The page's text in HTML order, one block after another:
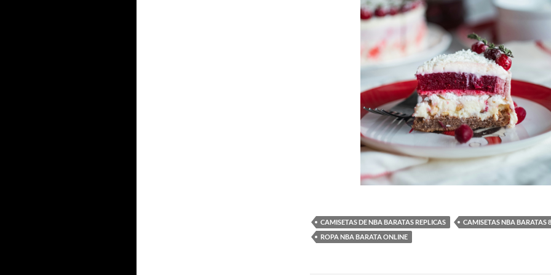
CAMISETAS DE NBA BARATAS REPLICAS
CAMISETAS NBA BARATAS 8
ROPA NBA BARATA ONLINE